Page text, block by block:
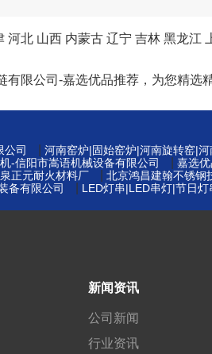
河北 山西 内蒙古 辽宁 吉林 黑龙江
有限公司-嘉选优品推荐，为您精
公司 河南窑炉|固始窑炉|河南旋转窑|
-信阳市嵩语机械设备有限公司
嘉选优
正元耐火材料厂 北京鸿昌建翰不锈钢
备有限公司
LED灯串|LED串灯|节日
新闻资讯
公司新闻
行业资讯